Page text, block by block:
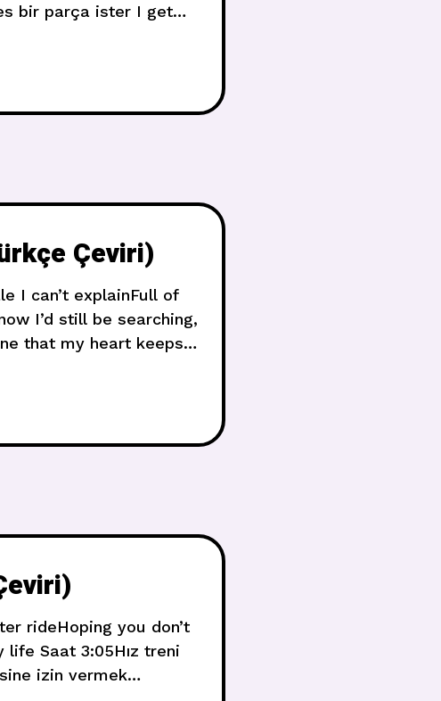
bir parça ister I get
Çeviri)
I can’t explainFull of
I’d still be searching,
that my heart keeps
rideHoping you don’t
Saat 3:05Hız treni
izin vermek